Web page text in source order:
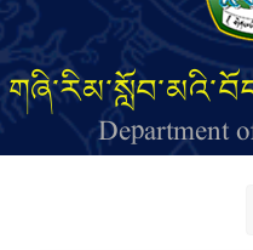
Department